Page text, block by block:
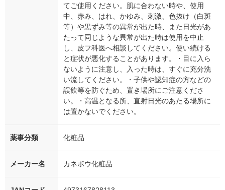
てご使用ください。肌に合わない時や、使用
中、赤み、はれ、かゆみ、刺激、色抜け（白斑
等）や黒ずみ等の異常が出た時、また日光があ
たって同じような異常が出た時は使用を中止
し、皮フ科医へ相談してください。使い続ける
と症状が悪化することがあります。・目に入ら
ないように注意し、入った時は、すぐに充分洗
い流してください。・子供や認知症の方などの
誤飲等を防ぐため、置き場所にご注意くださ
い。・高温となる所、直射日光のあたる場所に
は置かないでください。
薬事分類 化粧品
メーカー名 カネボウ化粧品